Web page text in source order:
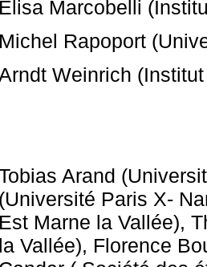
Elisa Marcobelli
Michel Rapoport
Weinrich
Arand
(Université Paris X-
Est Marne la Vallée),
la Vallée), Florence